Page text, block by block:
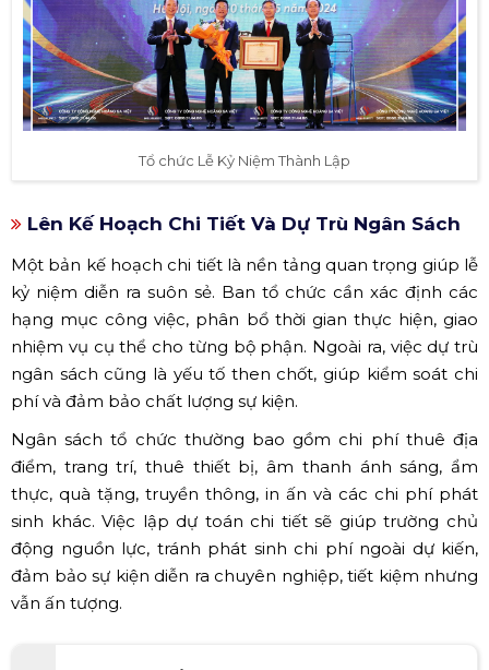
Tổ chức Lễ Kỷ Niệm Thành Lập
Lên Kế Hoạch Chi Tiết Và Dự Trù Ngân Sách
Một bản kế hoạch chi tiết là nền tảng quan trọng giúp lễ
kỷ niệm diễn ra suôn sẻ. Ban tổ chức cần xác định các
hạng mục công việc, phân bổ thời gian thực hiện, giao
nhiệm vụ cụ thể cho từng bộ phận. Ngoài ra, việc dự trù
ngân sách cũng là yếu tố then chốt, giúp kiểm soát chi
phí và đảm bảo chất lượng sự kiện.
Ngân sách tổ chức thường bao gồm chi phí thuê địa
điểm, trang trí, thuê thiết bị, âm thanh ánh sáng, ẩm
thực, quà tặng, truyền thông, in ấn và các chi phí phát
sinh khác. Việc lập dự toán chi tiết sẽ giúp trường chủ
động nguồn lực, tránh phát sinh chi phí ngoài dự kiến,
đảm bảo sự kiện diễn ra chuyên nghiệp, tiết kiệm nhưng
vẫn ấn tượng.